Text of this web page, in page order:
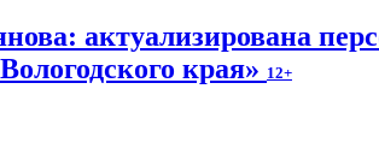
актуализирована
края» 12+